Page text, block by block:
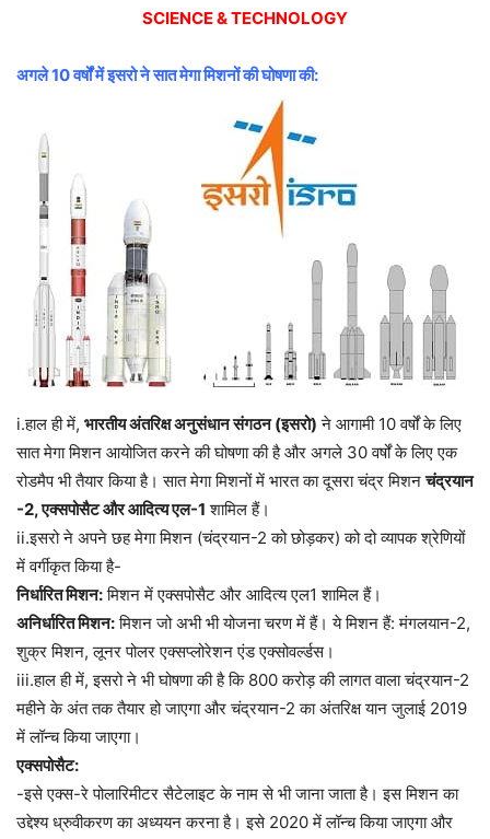
SCIENCE & TECHNOLOGY
अगले 10 वर्षों में इसरो ने सात मेगा मिशनों की घोषणा की:
i.हाल ही में, भारतीय अंतरिक्ष अनुसंधान संगठन (इसरो) ने आगामी 10 वर्षों के लिए
सात मेगा मिशन आयोजित करने की घोषणा की है और अगले 30 वर्षों के लिए एक
रोडमैप भी तैयार किया है। सात मेगा मिशनों में भारत का दूसरा चंद्र मिशनचंद्रयान
-2, एक्सपोसैट और आदित्य एल-1 शामिल हैं।
ii.इसरो ने अपने छह मेगा मिशन (चंद्रयान-2 को छोड़कर) को दो व्यापक श्रेणियों
में वर्गीकृत किया है-
निर्धारित मिशन:मिशन में एक्सपोसैट और आदित्य एल1 शामिल हैं।
अनिर्धारित मिशन:मिशन जो अभी भी योजना चरण में हैं। ये मिशन हैं: मंगलयान-2,
शुक्र मिशन, लूनर पोलर एक्सप्लोरेशन एंड एक्सोवर्ल्डस।
iii.हाल ही में, इसरो ने भी घोषणा की है कि 800 करोड़ की लागत वाला चंद्रयान-2
महीने के अंत तक तैयार हो जाएगा और चंद्रयान-2 का अंतरिक्ष यान जुलाई 2019
में लॉन्च किया जाएगा।
एक्सपोसैट:
-इसे एक्स-रे पोलारिमीटर सैटेलाइट के नाम से भी जाना जाता है। इस मिशन का
उद्देश्य ध्रुवीकरण का अध्ययन करना है। इसे 2020 में लॉन्च किया जाएगा और